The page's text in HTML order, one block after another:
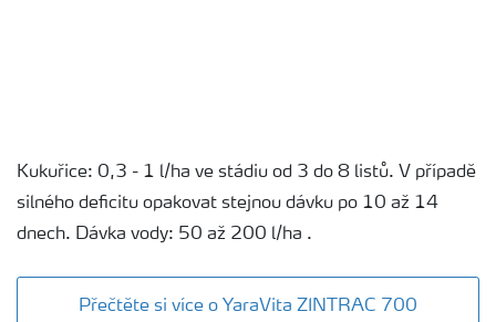
Kukuřice: 0,3 - 1 l/ha ve stádiu od 3 do 8 listů. V případě
silného deficitu opakovat stejnou dávku po 10 až 14
dnech. Dávka vody: 50 až 200 l/ha .
Přečtěte si více o YaraVita ZINTRAC 700